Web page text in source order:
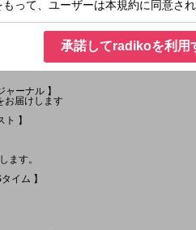
の“メッセージ＆リクエスト”お待ちして
、ひとつ、実現する ふくしま～ 】
提供でお送りしている福島県の情報番組
聴いて様々なチャレンジ始めよう！
ーション 】
ーナル 】
お届けします
】
ます。
イム 】
承諾してradikoを利用